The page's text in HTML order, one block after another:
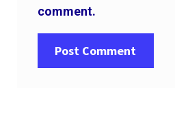
comment.